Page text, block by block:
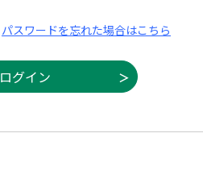
パスワードを忘れた場合はこちら